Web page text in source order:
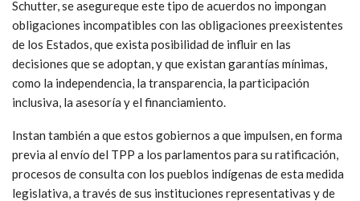
Schutter, se asegureque este tipo de acuerdos no impongan
obligaciones incompatibles con las obligaciones preexistentes
de los Estados, que exista posibilidad de influir en las
decisiones que se adoptan, y que existan garantías mínimas,
como la independencia, la transparencia, la participación
inclusiva, la asesoría y el financiamiento.
Instan también a que estos gobiernos a que impulsen, en forma
previa al envío del TPP a los parlamentos para su ratificación,
procesos de consulta con los pueblos indígenas de esta medida
legislativa, a través de sus instituciones representativas y de